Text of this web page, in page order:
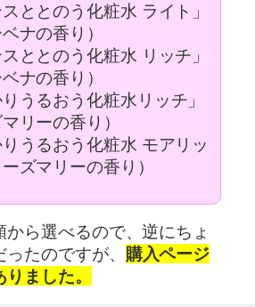
スととのう化粧水 ライト」
ナの香り）
スととのう化粧水 リッチ」
ナの香り）
りうるおう化粧水リッチ」
マリーの香り）
りうるおう化粧水 モアリッ
ズマリーの香り）
から選べるので、逆にちょ
たのですが、 購入ページ
ました。